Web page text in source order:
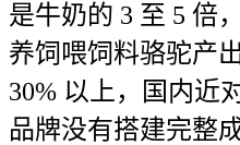
是牛奶的 3 至 5 倍
养饲喂饲料骆驼产
30% 以上，国内近
品牌没有搭建完整